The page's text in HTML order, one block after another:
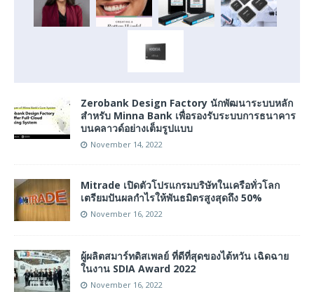
Zerobank Design Factory นักพัฒนาระบบหลัก
สำหรับ Minna Bank เพื่อรองรับระบบการธนาคาร
บนคลาวด์อย่างเต็มรูปแบบ
November 14, 2022
Mitrade เปิดตัวโปรแกรมบริษัทในเครือทั่วโลก
เตรียมปันผลกำไรให้พันธมิตรสูงสุดถึง 50%
November 16, 2022
ผู้ผลิตสมาร์ทดิสเพลย์ ที่ดีที่สุดของไต้หวัน เฉิดฉาย
ในงาน SDIA Award 2022
November 16, 2022